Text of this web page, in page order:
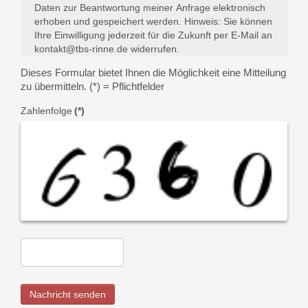
Daten zur Beantwortung meiner Anfrage elektronisch
erhoben und gespeichert werden. Hinweis: Sie können
Ihre Einwilligung jederzeit für die Zukunft per E-Mail an
kontakt@tbs-rinne.de widerrufen.
Dieses Formular bietet Ihnen die Möglichkeit eine Mitteilung
zu übermitteln. (*) = Pflichtfelder
Zahlenfolge (*)
Nachricht senden